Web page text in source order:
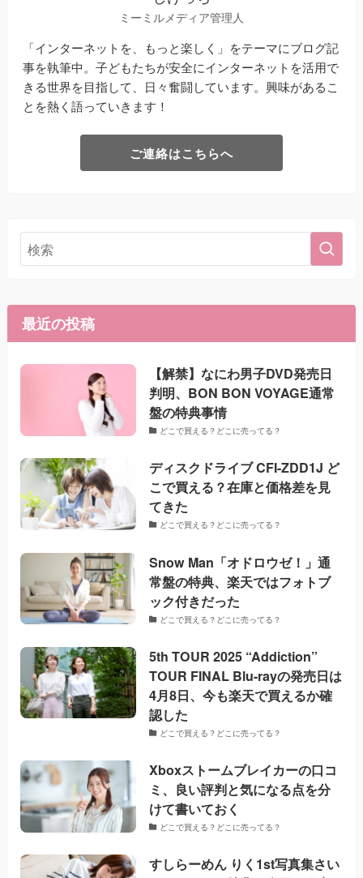
ミーミルメディア管理人
「インターネットを、もっと楽しく」をテーマにブログ記
事を執筆中。子どもたちが安全にインターネットを活用で
きる世界を目指して、日々奮闘しています。興味があるこ
とを熱く語っていきます！
ご連絡はこちらへ
最近の投稿
【解禁】なにわ男子DVD発売日
判明、BON BON VOYAGE通常
盤の特典事情
どこで買える？どこに売ってる？
ディスクドライブ CFI-ZDD1J ど
こで買える？在庫と価格差を見
てきた
どこで買える？どこに売ってる？
Snow Man「オドロウゼ！」通
常盤の特典、楽天ではフォトブ
ック付きだった
どこで買える？どこに売ってる？
5th TOUR 2025 “Addiction”
TOUR FINAL Blu-rayの発売日は
4月8日、今も楽天で買えるか確
認した
どこで買える？どこに売ってる？
Xboxストームブレイカーの口コ
ミ、良い評判と気になる点を分
けて書いておく
どこで買える？どこに売ってる？
すしらーめん りく1st写真集さい